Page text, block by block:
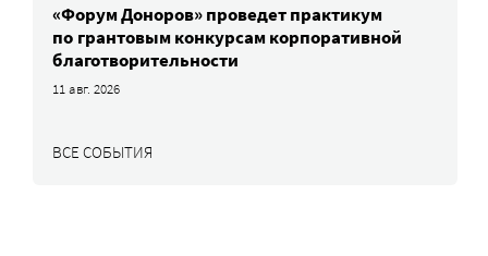
«Форум Доноров» проведет практикум
по грантовым конкурсам корпоративной
благотворительности
11 авг. 2026
ВСЕ СОБЫТИЯ